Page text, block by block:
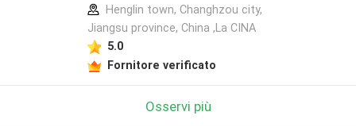
produttore
Henglin town, Changhzou city,
Jiangsu province, China ,La CINA
5.0
Fornitore verificato
Osservi più